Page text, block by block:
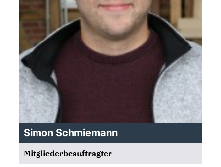
Simon Schmiemann
Mitgliederbeauftragter